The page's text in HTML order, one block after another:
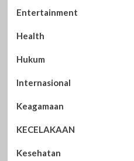
Entertainment
Health
Hukum
Internasional
Keagamaan
KECELAKAAN
Kesehatan